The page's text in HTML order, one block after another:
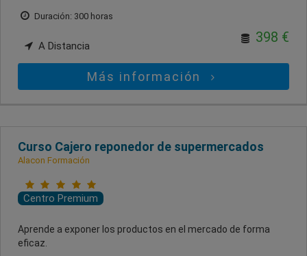
Duración: 300 horas
A Distancia
398 €
Más información
Curso Cajero reponedor de supermercados
Alacon Formación
Centro Premium
Aprende a exponer los productos en el mercado de forma
eficaz.